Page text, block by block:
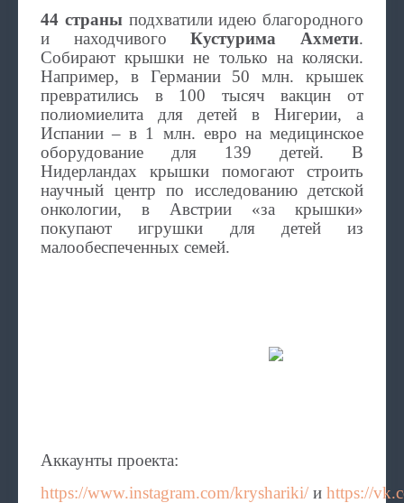
44 страныподхватили идею благородного
и находчивогоКустурима Ахмети.
Собирают крышки не только на коляски.
Например, в Германии 50 млн. крышек
превратились в 100 тысяч вакцин от
полиомиелита для детей в Нигерии, а
Испании – в 1 млн. евро на медицинское
оборудование для 139 детей. В
Нидерландах крышки помогают строить
научный центр по исследованию детской
онкологии, в Австрии «за крышки»
покупают игрушки для детей из
малообеспеченных семей.
Аккаунты проекта:
https://www.instagram.com/kryshariki/ и https://